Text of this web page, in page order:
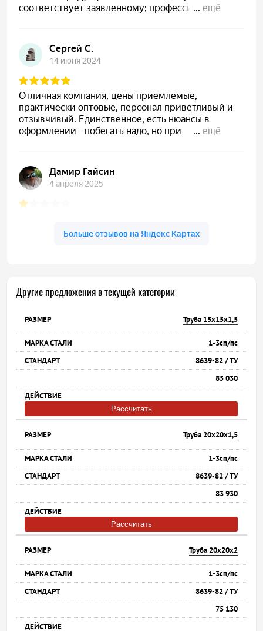
Другие предложения в текущей категории
Труба 15х15х1,5
1-3сп/пс
8639-82 / ТУ
85 030
Рассчитать
Труба 20х20х1,5
1-3сп/пс
8639-82 / ТУ
83 930
Рассчитать
Труба 20х20х2
1-3сп/пс
8639-82 / ТУ
75 130